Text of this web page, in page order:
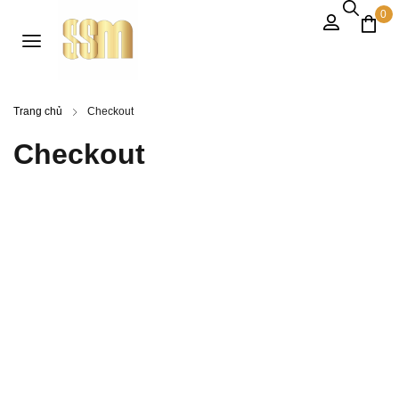
0
Trang chủ Checkout
Checkout